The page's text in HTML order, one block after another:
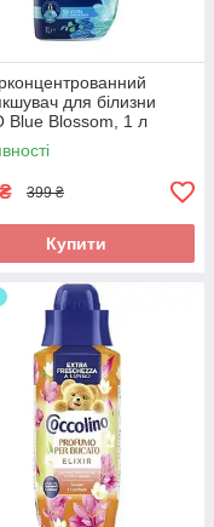
для білизни
Blue Blossom, 1 л
₴ 399 ₴
Купити